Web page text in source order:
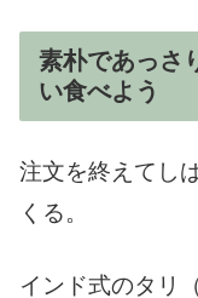
素朴であっさ
い食べよう
注文を終えてし
くる。
インド式のタリ